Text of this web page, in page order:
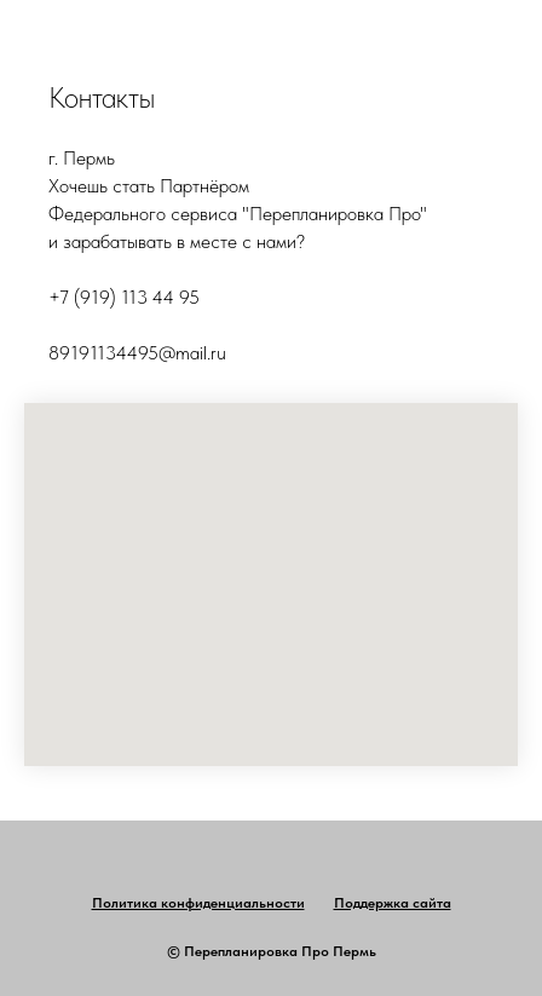
Контакты
г. Пермь
Хочешь стать Партнёром
Федерального сервиса "Перепланировка Про"
и зарабатывать в месте с нами?
+7 (919) 113 44 95
89191134495@mail.ru
Политика конфиденциальности Поддержка сайта
© Перепланировка Про Пермь